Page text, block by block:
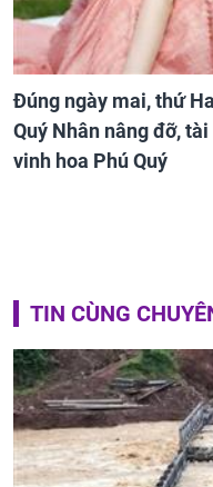
Đúng ngày mai, thứ
Quý Nhân nâng đỡ,
vinh hoa Phú Quý
TIN CÙNG